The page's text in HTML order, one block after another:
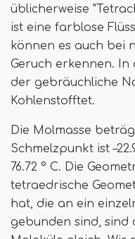
üblicherweise
ist eine farblose
können es auch bei
Geruch erkennen. In
der gebräuchliche
Kohlenstofftet.
Die Molmasse
Schmelzpunkt ist
76.72 ° C. Die
tetraedrische
hat, die an ein
gebunden sind, sind